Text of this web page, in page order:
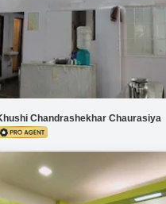
Chandrashekhar Chaurasiya